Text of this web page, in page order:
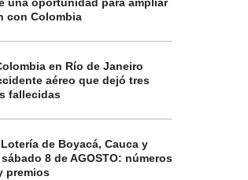
con Colombia
en Río de Janeiro
aéreo que dejó tres
fallecidas
de Boyacá, Cauca y
8 de AGOSTO: números
premios